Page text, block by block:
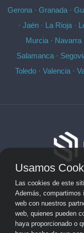
Gerona · Granada ·
· Jaén · La Rioja ·
Murcia· Navarra
Salamanca ·
Toledo· Valencia·
Usamos
Las cookies de este
Además, compartimos
web con nuestros
web, quienes pueden
haya proporcionado o